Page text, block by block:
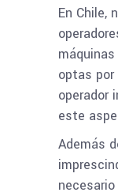
En Chile,
optas por
operador
este
Además